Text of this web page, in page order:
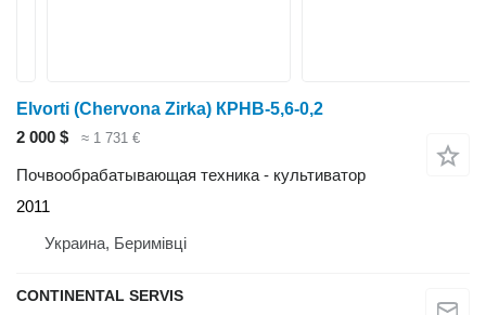
Elvorti (Chervona Zirka) КРНВ-5,6-0,2
2 000 $
≈ 1 731 €
Почвообрабатывающая техника - культиватор
2011
Украина, Беримівці
CONTINENTAL SERVIS